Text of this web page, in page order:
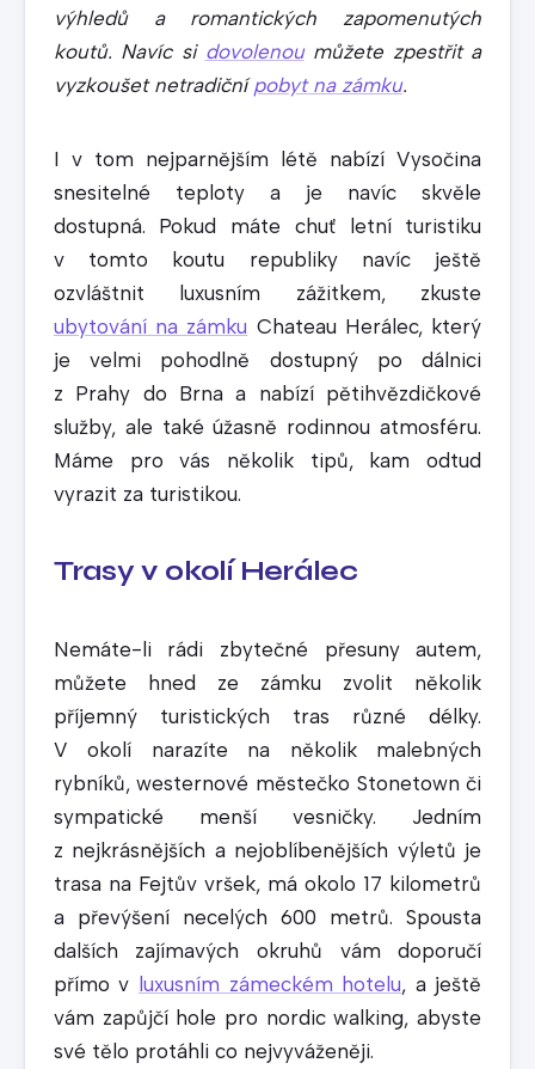
výhledů a romantických zapomenutých
koutů. Navíc si dovolenoumůžete zpestřit a
vyzkoušet netradičnípobyt na zámku.
I v tom nejparnějším létě nabízí Vysočina
snesitelné teploty a je navíc skvěle
dostupná. Pokud máte chuť letní turistiku
v tomto koutu republiky navíc ještě
ozvláštnit luxusním zážitkem, zkuste
ubytování na zámku Chateau Herálec, který
je velmi pohodlně dostupný po dálnici
z Prahy do Brna a nabízí pětihvězdičkové
služby, ale také úžasně rodinnou atmosféru.
Máme pro vás několik tipů, kam odtud
vyrazit za turistikou.
Trasy v okolí Herálec
Nemáte-li rádi zbytečné přesuny autem,
můžete hned ze zámku zvolit několik
příjemný turistických tras různé délky.
V okolí narazíte na několik malebných
rybníků, westernové městečko Stonetown či
sympatické menší vesničky. Jedním
z nejkrásnějších a nejoblíbenějších výletů je
trasa na Fejtův vršek, má okolo 17 kilometrů
a převýšení necelých 600 metrů. Spousta
dalších zajímavých okruhů vám doporučí
přímo v luxusním zámeckém hotelu, a ještě
vám zapůjčí hole pro nordic walking, abyste
své tělo protáhli co nejvyváženěji.